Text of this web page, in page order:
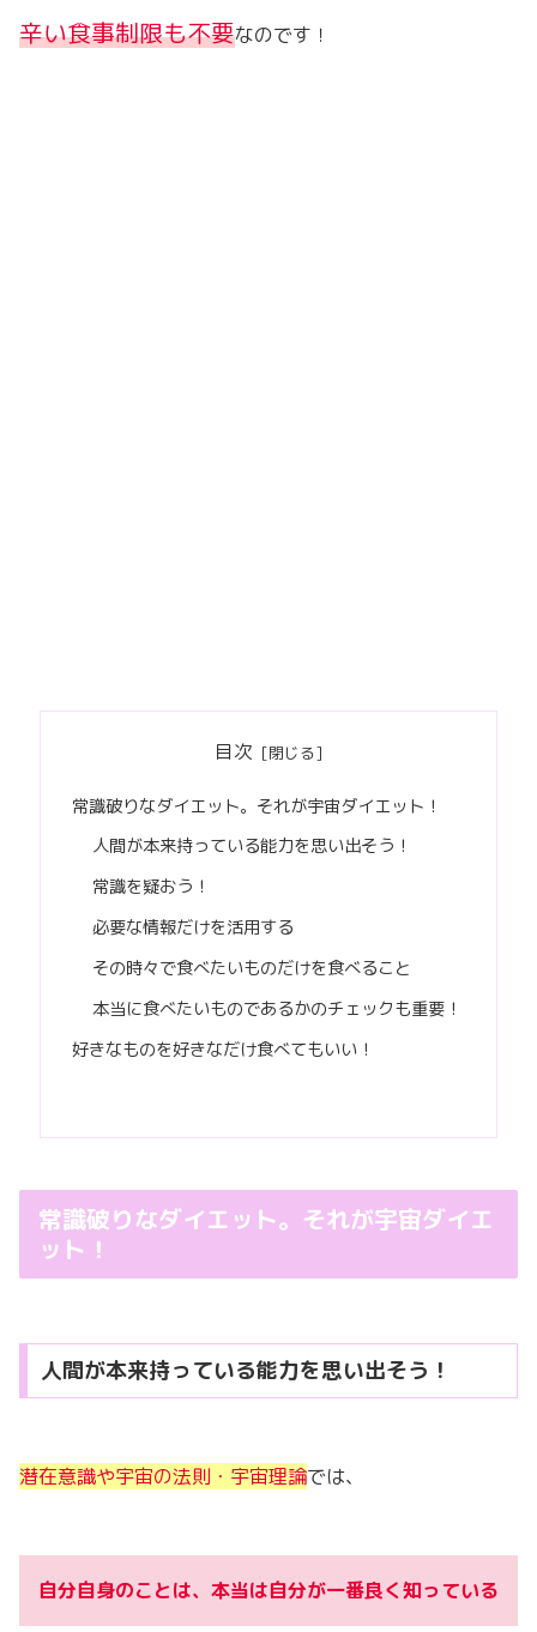
辛い食事制限も不要なのです！
目次
常識破りなダイエット。それが宇宙ダイエット！
人間が本来持っている能力を思い出そう！
常識を疑おう！
必要な情報だけを活用する
その時々で食べたいものだけを食べること
本当に食べたいものであるかのチェックも重要！
好きなものを好きなだけ食べてもいい！
常識破りなダイエット。それが宇宙ダイエ
ット！
人間が本来持っている能力を思い出そう！
潜在意識や宇宙の法則・宇宙理論では、
自分自身のことは、本当は自分が一番良く知っている